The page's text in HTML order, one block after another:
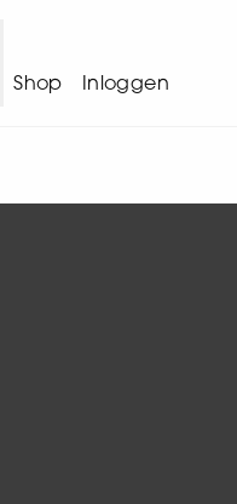
Shop Inloggen